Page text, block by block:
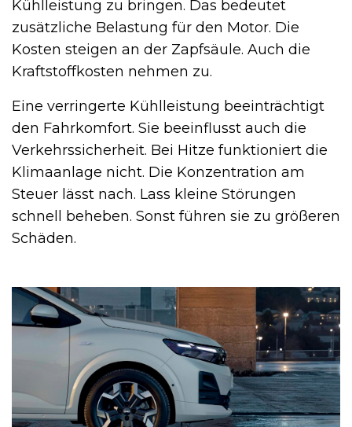
Kühlleistung zu bringen. Das bedeutet
zusätzliche Belastung für den Motor. Die
Kosten steigen an der Zapfsäule. Auch die
Kraftstoffkosten nehmen zu.
Eine verringerte Kühlleistung beeinträchtigt
den Fahrkomfort. Sie beeinflusst auch die
Verkehrssicherheit. Bei Hitze funktioniert die
Klimaanlage nicht. Die Konzentration am
Steuer lässt nach. Lass kleine Störungen
schnell beheben. Sonst führen sie zu größeren
Schäden.